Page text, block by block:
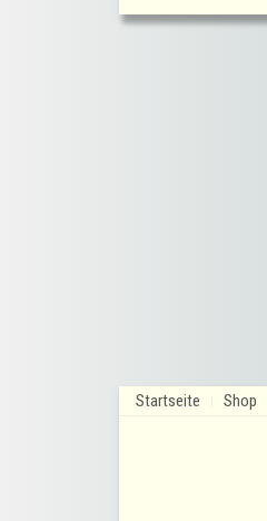
Startseite Shop